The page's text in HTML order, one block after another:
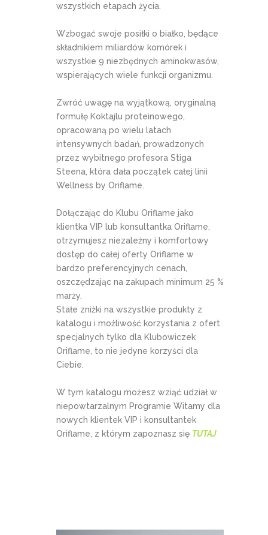
wszystkich etapach życia.
Wzbogać swoje posiłki o białko, będące
składnikiem miliardów komórek i
wszystkie 9 niezbędnych aminokwasów,
wspierających wiele funkcji organizmu.
Zwróć uwagę na wyjątkową, oryginalną
formułę Koktajlu proteinowego,
opracowaną po wielu latach
intensywnych badań, prowadzonych
przez wybitnego profesora Stiga
Steena, która dała początek całej linii
Wellness by Oriflame.
Dołączając do Klubu Oriflame jako
klientka VIP lub konsultantka Oriflame,
otrzymujesz niezależny i komfortowy
dostęp do całej oferty Oriflame w
bardzo preferencyjnych cenach,
oszczędzając na zakupach minimum 25 %
marży.
Stałe zniżki na wszystkie produkty z
katalogu i możliwość korzystania z ofert
specjalnych tylko dla Klubowiczek
Oriflame, to nie jedyne korzyści dla
Ciebie.
W tym katalogu możesz wziąć udział w
niepowtarzalnym Programie Witamy dla
nowych klientek VIP i konsultantek
Oriflame, z którym zapoznasz się TUTAJ